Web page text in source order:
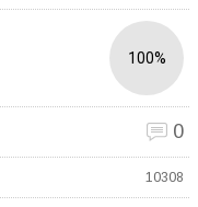
100%
0
10308